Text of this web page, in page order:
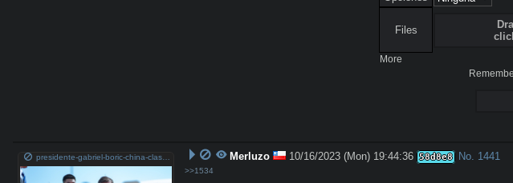
Files
More
Merluzo 10/16/2023 (Mon) 19:44:36 58d8e8 No. 1441
>>1534